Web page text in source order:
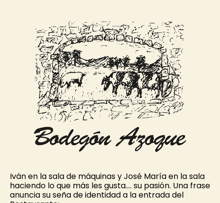
Iván en la sala de máquinas y José María en la sala
haciendo lo que más les gusta…. su pasión. Una frase
anuncia su seña de identidad a la entrada del